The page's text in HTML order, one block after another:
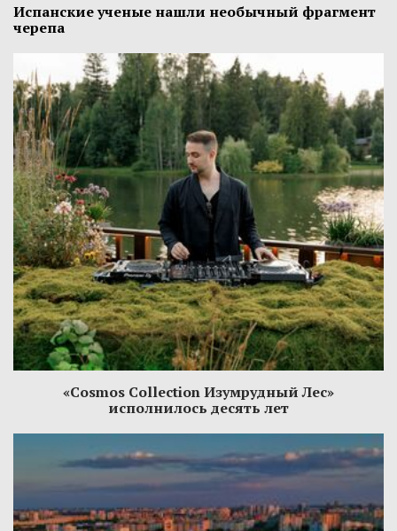
Испанские ученые нашли необычный фрагмент
черепа
«Cosmos Collection Изумрудный Лес»
исполнилось десять лет